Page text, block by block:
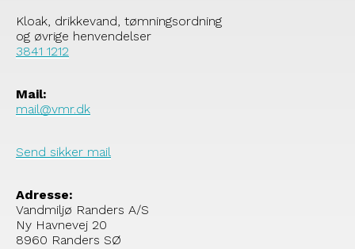
Kloak, drikkevand, tømningsordning
og øvrige henvendelser
3841 1212
Mail:
mail@vmr.dk
Send sikker mail
Adresse:
Vandmiljø Randers A/S
Ny Havnevej 20
8960 Randers SØ